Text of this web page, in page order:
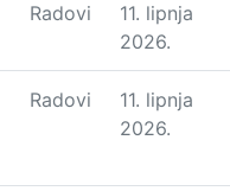
Radovi
11. lipnja
2026.
Radovi
11. lipnja
2026.